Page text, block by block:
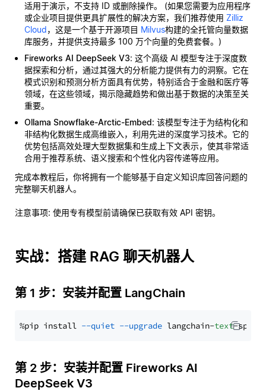
适用于演示，不支持 ID 或删除操作。 (如果您需要为应用程序
或企业项目提供更具扩展性的解决方案，我们推荐使用 Zilliz
Cloud，这是一个基于开源项目 Milvus构建的全托管向量数据
库服务，并提供支持最多 100 万个向量的免费套餐。)
Fireworks AI DeepSeek V3: 这个高级 AI 模型专注于深度数
据探索和分析，通过其强大的分析能力提供有力的洞察。它在
模式识别和预测分析方面具有优势，特别适合于金融和医疗等
领域，在这些领域，揭示隐藏趋势和做出基于数据的决策至关
重要。
Ollama Snowflake-Arctic-Embed: 该模型专注于为结构化和
非结构化数据生成高维嵌入，利用先进的深度学习技术。它的
优势包括高效处理大型数据集和生成上下文表示，使其非常适
合用于推荐系统、语义搜索和个性化内容传递等应用。
完成本教程后，你将拥有一个能够基于自定义知识库回答问题的
完整聊天机器人。
注意事项: 使用专有模型前请确保已获取有效 API 密钥。
实战：搭建 RAG 聊天机器人
第 1 步：安装并配置 LangChain
%pip install --quiet --upgrade langchain-text
第 2 步：安装并配置 Fireworks AI
DeepSeek V3